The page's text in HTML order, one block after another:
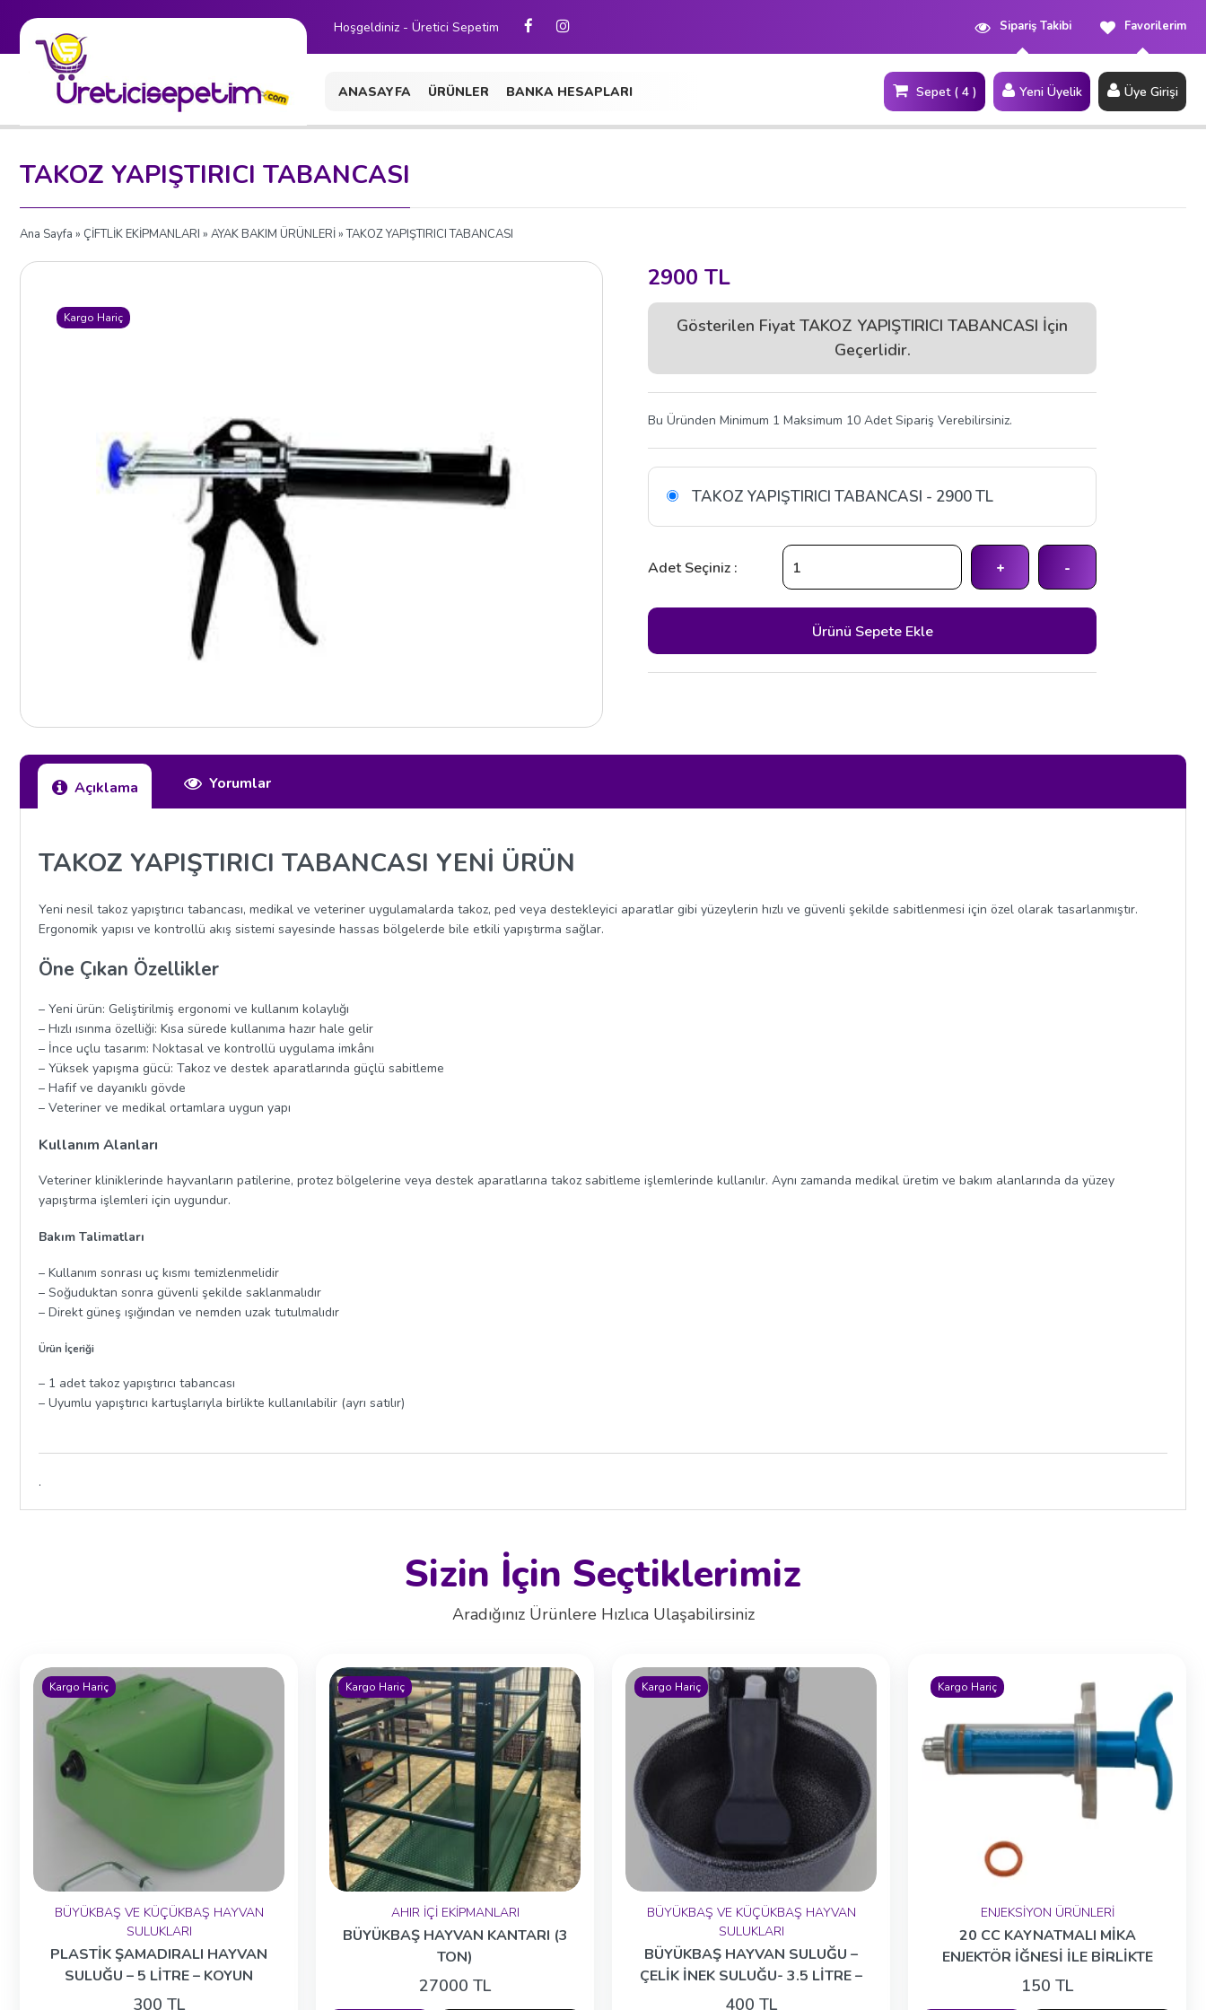
Hoşgeldiniz - Üretici Sepetim Favorilerim
Sipariş Takibi
ANASAYFA ÜRÜNLER BANKA HESAPLARI
İLETİŞİM
Üye Girişi
Yeni Üyelik
Sepet ( 4 )
Site İçi Arama
TAKOZ YAPIŞTIRICI TABANCASI
Ana Sayfa » ÇİFTLİK EKİPMANLARI » AYAK BAKIM ÜRÜNLERİ» TAKOZ YAPIŞTIRICI TABANCASI
Kargo Hariç
2900 TL
Gösterilen Fiyat TAKOZ YAPIŞTIRICI TABANCASI İçin
Geçerlidir.
Bu Üründen Minimum 1 Maksimum 10 Adet Sipariş Verebilirsiniz.
TAKOZ YAPIŞTIRICI TABANCASI - 2900 TL
Adet Seçiniz : + -
Açıklama Yorumlar
TAKOZ YAPIŞTIRICI TABANCASI YENİ ÜRÜN
Yeni nesil takoz yapıştırıcı tabancası, medikal ve veteriner uygulamalarda takoz, ped veya destekleyici aparatlar gibi yüzeylerin hızlı ve güvenli şekilde sabitlenmesi için özel olarak tasarlanmıştır.
Ergonomik yapısı ve kontrollü akış sistemi sayesinde hassas bölgelerde bile etkili yapıştırma sağlar.
Öne Çıkan Özellikler
– Yeni ürün: Geliştirilmiş ergonomi ve kullanım kolaylığı
– Hızlı ısınma özelliği: Kısa sürede kullanıma hazır hale gelir
– İnce uçlu tasarım: Noktasal ve kontrollü uygulama imkânı
– Yüksek yapışma gücü: Takoz ve destek aparatlarında güçlü sabitleme
– Hafif ve dayanıklı gövde
– Veteriner ve medikal ortamlara uygun yapı
Kullanım Alanları
Veteriner kliniklerinde hayvanların patilerine, protez bölgelerine veya destek aparatlarına takoz sabitleme işlemlerinde kullanılır. Aynı zamanda medikal üretim ve bakım alanlarında da yüzey
yapıştırma işlemleri için uygundur.
Bakım Talimatları
– Kullanım sonrası uç kısmı temizlenmelidir
– Soğuduktan sonra güvenli şekilde saklanmalıdır
– Direkt güneş ışığından ve nemden uzak tutulmalıdır
Ürün İçeriği
– 1 adet takoz yapıştırıcı tabancası
– Uyumlu yapıştırıcı kartuşlarıyla birlikte kullanılabilir (ayrı satılır)
.
Sizin İçin Seçtiklerimiz
Aradığınız Ürünlere Hızlıca Ulaşabilirsiniz
Kargo Hariç
BÜYÜKBAŞ VE KÜÇÜKBAŞ HAYVAN
SULUKLARI
PLASTİK ŞAMADIRALI HAYVAN
SULUĞU – 5 LİTRE – KOYUN
SULUĞU
300 TL
Kargo Hariç
AHIR İÇİ EKİPMANLARI
BÜYÜKBAŞ HAYVAN KANTARI (3
TON)
27000 TL
Kargo Hariç
BÜYÜKBAŞ VE KÜÇÜKBAŞ HAYVAN
SULUKLARI
BÜYÜKBAŞ HAYVAN SULUĞU –
ÇELİK İNEK SULUĞU- 3.5 LİTRE –
KIRILMAZ – OTOMATİK SULUK
400 TL
Kargo Hariç
ENJEKSİYON ÜRÜNLERİ
20 CC KAYNATMALI MİKA
ENJEKTÖR İĞNESİ İLE BİRLİKTE
150 TL